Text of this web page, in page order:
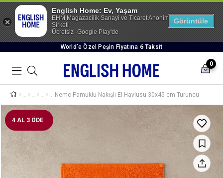
World’e Özel Peşin Fiyatına 6 Taksit
0
Nemo Pamuklu Nakışlı El Havlusu 30x45 cm Turuncu
4 AL 3 ÖDE
English Home: Ev, Yaşam
EHM Magazacilik Sanayi ve Ticaret Anonim
Sirketi
Ücretsiz -Google Play'de
Görüntüle